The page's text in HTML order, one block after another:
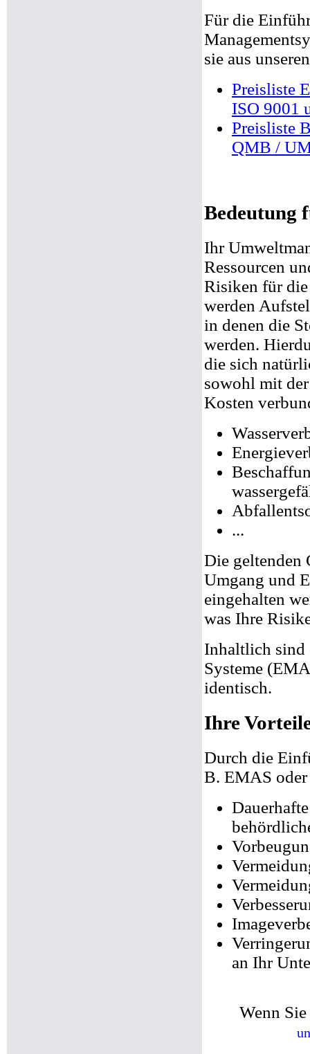
Für die
sie aus
Preisliste
ISO 9001
Preisliste
QMB /
Bedeutung
Ihr
Ressourcen
Risiken für
werden
in denen die
werden.
die sich
sowohl mit
Kosten
...
Die geltenden
Umgang und
eingehalten
was Ihre
Inhaltlich sind
Systeme
identisch.
Ihre
Durch die
B. EMAS
an Ihr
Wenn